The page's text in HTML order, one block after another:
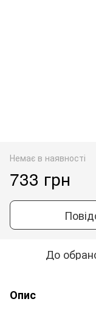
Немає в наявності
733 грн
До
Опис